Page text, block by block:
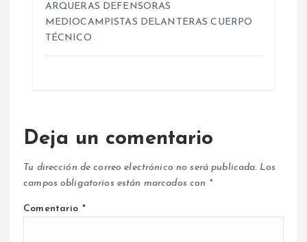
ARQUERAS DEFENSORAS
MEDIOCAMPISTAS DELANTERAS CUERPO
TÉCNICO
Deja un comentario
Tu dirección de correo electrónico no será publicada. Los
campos obligatorios están marcados con *
Comentario *